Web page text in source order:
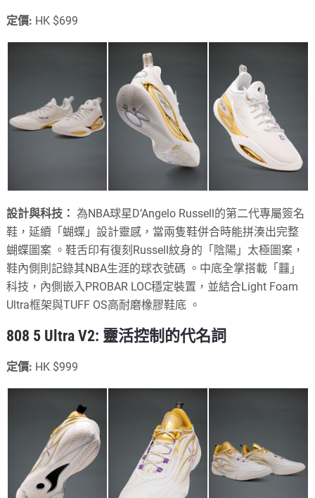
定價: HK $699
設計與科技： 為NBA球星D’Angelo Russell的第二代專屬簽名
鞋，延續「蝴蝶」設計靈感，當兩隻鞋併合時能拼湊出完整
蝴蝶圖案 。鞋舌印有復刻Russell紋身的「陰陽」太極圖案，
鞋內側則記錄其NBA生涯的球衣號碼 。中底全掌搭載「䨻」
科技，內側嵌入PROBAR LOC穩定裝置，並結合Light Foam
Ultra框架與TUFF OS高耐磨橡膠鞋底 。
808 5 Ultra V2: 靈活控制的代名詞
定價: HK $999